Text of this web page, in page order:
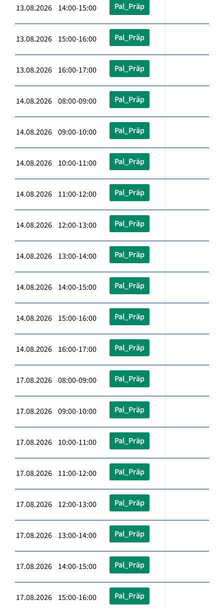
13.08.2026 14:00-15:00 Pal_Präp
13.08.2026 15:00-16:00 Pal_Präp
13.08.2026 16:00-17:00 Pal_Präp
14.08.2026 08:00-09:00 Pal_Präp
14.08.2026 09:00-10:00 Pal_Präp
14.08.2026 10:00-11:00 Pal_Präp
14.08.2026 11:00-12:00 Pal_Präp
14.08.2026 12:00-13:00 Pal_Präp
14.08.2026 13:00-14:00 Pal_Präp
14.08.2026 14:00-15:00 Pal_Präp
14.08.2026 15:00-16:00 Pal_Präp
14.08.2026 16:00-17:00 Pal_Präp
17.08.2026 08:00-09:00 Pal_Präp
17.08.2026 09:00-10:00 Pal_Präp
17.08.2026 10:00-11:00 Pal_Präp
17.08.2026 11:00-12:00 Pal_Präp
17.08.2026 12:00-13:00 Pal_Präp
17.08.2026 13:00-14:00 Pal_Präp
17.08.2026 14:00-15:00 Pal_Präp
17.08.2026 15:00-16:00 Pal_Präp